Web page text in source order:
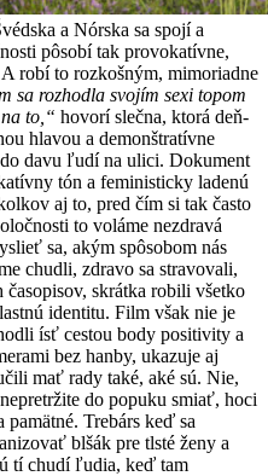
a Nórska sa spojí a
pôsobí tak provokatívne,
robí to rozkošným, mimoriadne
sa rozhodla svojím sexi topom
to,“ hovorí slečna, ktorá deň-
hlavou a demonštratívne
davu ľudí na ulici. Dokument
tón a feministicky ladenú
aj to, pred čím si tak často
to voláme nezdravá
sa, akým spôsobom nás
chudli, zdravo sa stravovali,
skrátka robili všetko
identitu. Film však nie je
ísť cestou body positivity a
bez hanby, ukazuje aj
mať rady také, aké sú. Nie,
do popuku smiať, hoci
Trebárs keď sa
blšák pre tlsté ženy a
tí chudí ľudia, keď tam